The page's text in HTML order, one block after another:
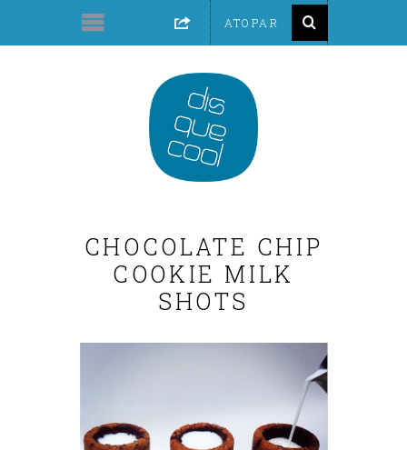
CHOCOLATE CHIP
COOKIE MILK
SHOTS